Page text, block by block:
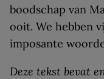
boodschap van
ooit. We hebben
imposante
Deze tekst bevat